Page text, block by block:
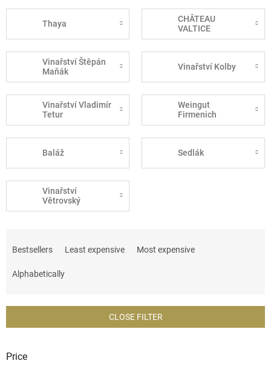
Thaya
CHÂTEAU
VALTICE
Vinařství Štěpán
Maňák
Vinařství Kolby
Vinařství Vladimír
Tetur
Weingut
Firmenich
Baláž Sedlák
Vinařství
Větrovský
s
r
Bestsellers Least expensive Most expensive
Alphabetically
CLOSE FILTER
Price